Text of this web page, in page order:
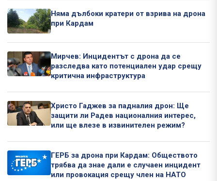
Няма дълбоки кратери от взрива на дрона
при Кардам
Мирчев: Инцидентът с дрона да се
разследва като потенциален удар срещу
критична инфраструктура
Христо Гаджев за падналия дрон: Ще
защити ли Радев националния интерес,
или ще влезе в извинителен режим?
ГЕРБ за дрона при Кардам: Обществото
трябва да знае дали е случаен инцидент
или провокация срещу член на НАТО